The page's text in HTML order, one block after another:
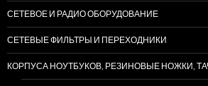
СЕТЕВОЕ И РАДИО ОБОРУДОВАНИЕ
СЕТЕВЫЕ ФИЛЬТРЫ И ПЕРЕХОДНИКИ
КОРПУСА НОУТБУКОВ, РЕЗИНОВЫЕ НОЖКИ,